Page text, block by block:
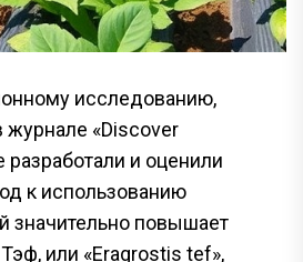
исследованию,
журнале «Discover
и оценили
к использованию
значительно повышает
или «Eragrostis tef»,